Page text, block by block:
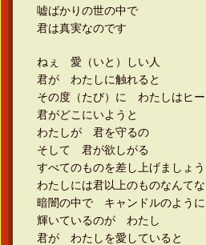
嘘ばかりの世の中で
君は真実なのです
ねぇ 愛（いと）しい人
君が わたしに触れると
その度（たび）に わたしはヒー
君がどこにいようと
わたしが 君を守るの
そして 君が欲しがる
すべてのものを差し上げましょう
わたしには君以上のものなんて
暗闇の中で キャンドルのように
輝いているのが わたし
君が わたしを愛していると